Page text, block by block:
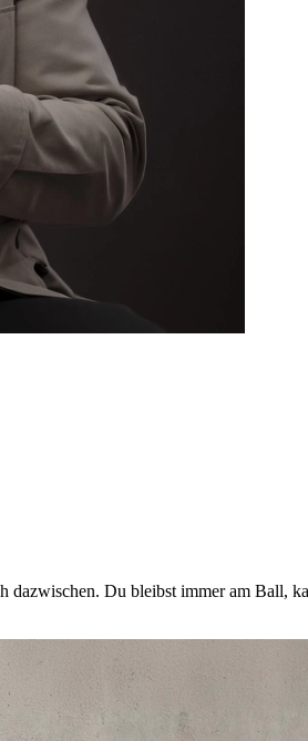
Du bleibst immer am Ball,